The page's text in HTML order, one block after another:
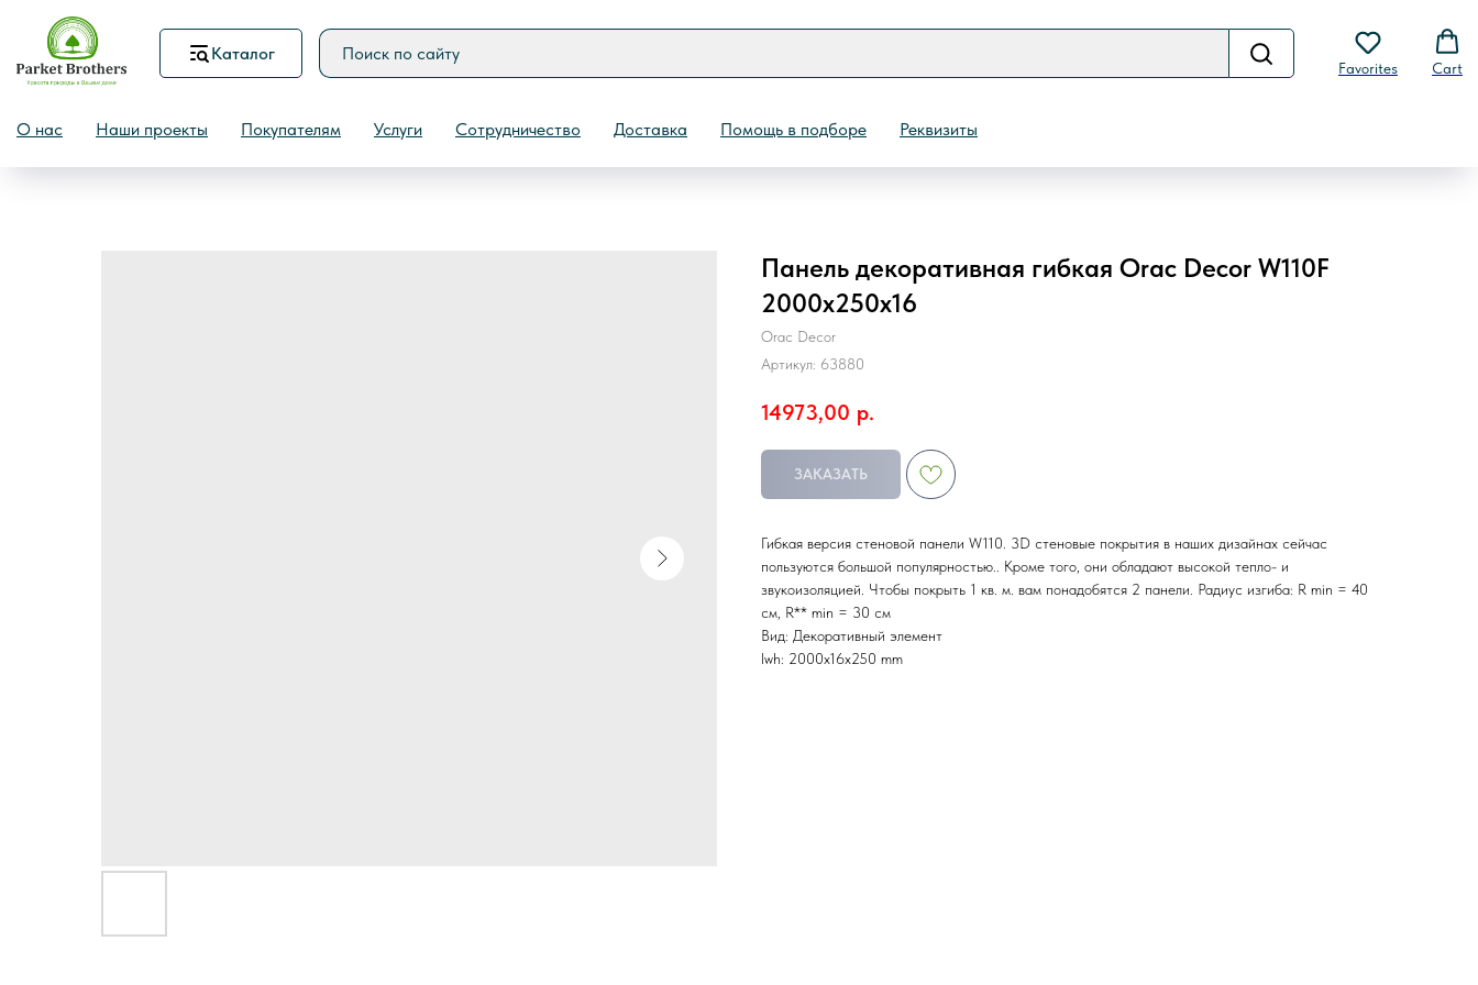
Каталог
Favorites Cart
О нас Наши проекты Покупателям Услуги Сотрудничество Доставка Помощь в подборе Реквизиты
НазадПанель декоративная гибкая Orac Decor W110F
2000х250х16
Orac Decor
Артикул: 63880
14973,00 р.
ЗАКАЗАТЬ
Гибкая версия стеновой панели W110. 3D стеновые покрытия в наших дизайнах сейчас
пользуются большой популярностью.. Кроме того, они обладают высокой тепло- и
звукоизоляцией. Чтобы покрыть 1 кв. м. вам понадобятся 2 панели. Радиус изгиба: R min = 40
см, R** min = 30 см
Вид: Декоративный элемент
lwh: 2000x16x250 mm